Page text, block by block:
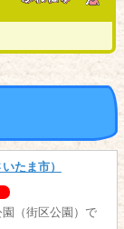
たま市）
（街区公園）で